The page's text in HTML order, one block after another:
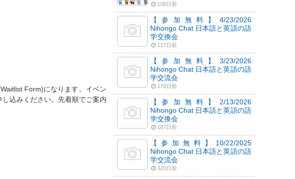
Form)になります。イベン
込みください。先着順でご案内
108日前
【参加無料】4/23/2026
Nihongo Chat 日本語と英語の語
学交換会
117日前
【参加無料】3/23/2026
Nihongo Chat 日本語と英語の語
学交流会
170日前
【参加無料】2/13/2026
Nihongo Chat 日本語と英語の語
学交換会
187日前
【参加無料】10/22/2025
Nihongo Chat 日本語と英語の語
学交流会
320日前